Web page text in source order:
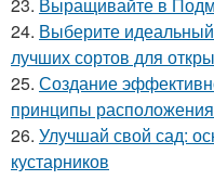
24. Выберите
лучших сортов для
25. Создание
принципы
26. Улучшай свой сад:
кустарников